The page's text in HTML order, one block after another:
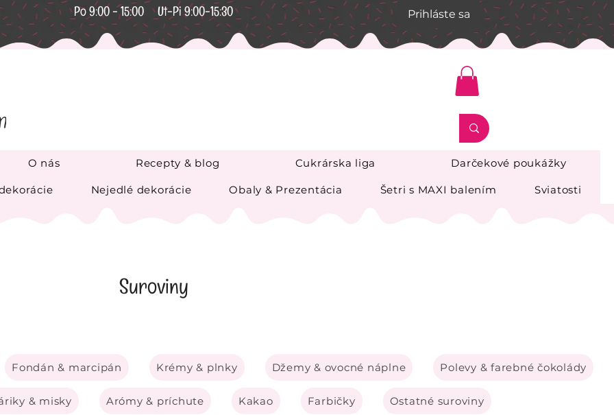
Po 9:00 - 15:00 Ut-Pi 9:00-15:30 Prihláste sa
O nás Recepty & blog Cukrárska liga Darčekové poukážky
Nejedlé dekorácie Obaly & Prezentácia Šetri s MAXI balením Sviatosti
Suroviny
Fondán & marcipán Krémy & plnky Džemy & ovocné náplne Polevy & farebné čokolády
& misky Arómy & príchute Kakao Farbičky Ostatné suroviny